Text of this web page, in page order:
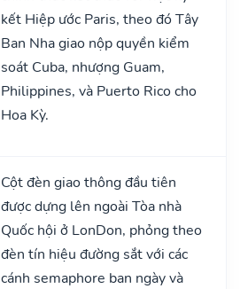
kết Hiệp ước Paris, theo đó Tây
Ban Nha giao nộp quyền kiểm
soát Cuba, nhượng Guam,
Philippines, và Puerto Rico cho
Hoa Kỳ.
Cột đèn giao thông đầu tiên
được dựng lên ngoài Tòa nhà
Quốc hội ở LonDon, phỏng theo
đèn tín hiệu đường sắt với các
cánh semaphore ban ngày và